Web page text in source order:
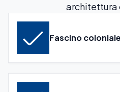
architettura
Fascino